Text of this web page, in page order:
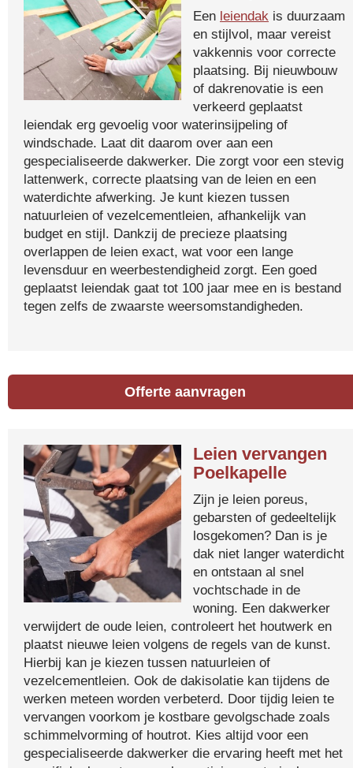
Een leiendak is duurzaam
en stijlvol, maar vereist
vakkennis voor correcte
plaatsing. Bij nieuwbouw
of dakrenovatie is een
verkeerd geplaatst
leiendak erg gevoelig voor waterinsijpeling of
windschade. Laat dit daarom over aan een
gespecialiseerde dakwerker. Die zorgt voor een stevig
lattenwerk, correcte plaatsing van de leien en een
waterdichte afwerking. Je kunt kiezen tussen
natuurleien of vezelcementleien, afhankelijk van
budget en stijl. Dankzij de precieze plaatsing
overlappen de leien exact, wat voor een lange
levensduur en weerbestendigheid zorgt. Een goed
geplaatst leiendak gaat tot 100 jaar mee en is bestand
tegen zelfs de zwaarste weersomstandigheden.
Offerte aanvragen
Leien vervangen
Poelkapelle
Zijn je leien poreus,
gebarsten of gedeeltelijk
losgekomen? Dan is je
dak niet langer waterdicht
en ontstaan al snel
vochtschade in de
woning. Een dakwerker
verwijdert de oude leien, controleert het houtwerk en
plaatst nieuwe leien volgens de regels van de kunst.
Hierbij kan je kiezen tussen natuurleien of
vezelcementleien. Ook de dakisolatie kan tijdens de
werken meteen worden verbeterd. Door tijdig leien te
vervangen voorkom je kostbare gevolgschade zoals
schimmelvorming of houtrot. Kies altijd voor een
gespecialiseerde dakwerker die ervaring heeft met het